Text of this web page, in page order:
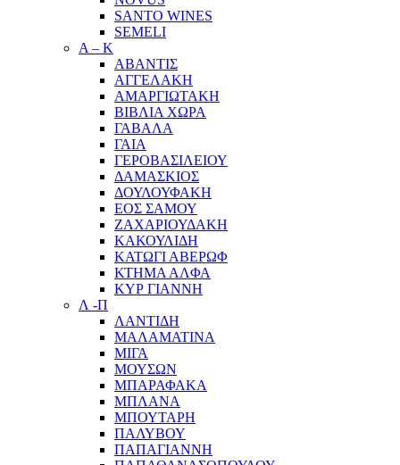
SANTO WINES
SEMELI
Α – Κ
ΑΒΑΝΤΙΣ
ΑΓΓΕΛΑΚΗ
ΑΜΑΡΓΙΩΤΑΚΗ
ΒΙΒΛΙΑ ΧΩΡΑ
ΓΑΒΑΛΑ
ΓΑΙΑ
ΓΕΡΟΒΑΣΙΛΕΙΟΥ
ΔΑΜΑΣΚΙΟΣ
ΔΟΥΛΟΥΦΑΚΗ
ΕΟΣ ΣΑΜΟΥ
ΖΑΧΑΡΙΟΥΔΑΚΗ
ΚΑΚΟΥΛΙΔΗ
ΚΑΤΩΓΙ ΑΒΕΡΩΦ
ΚΤΗΜΑ ΑΛΦΑ
ΚΥΡ ΓΙΑΝΝΗ
Λ -Π
ΛΑΝΤΙΔΗ
ΜΑΛΑΜΑΤΙΝΑ
ΜΙΓΑ
ΜΟΥΣΩΝ
ΜΠΑΡΑΦΑΚΑ
ΜΠΛΑΝΑ
ΜΠΟΥΤΑΡΗ
ΠΑΛΥΒΟΥ
ΠΑΠΑΓΙΑΝΝΗ